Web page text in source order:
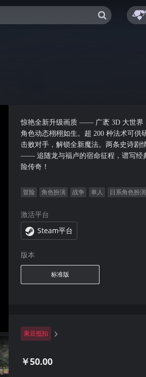
惊艳全新升级画质 —— 广袤 3D 大世界
角色动态栩栩如生。超 200 种法术可
击败对手，解锁全新魔法。两条史诗剧
—— 追随龙与福卢的宿命征程，谱写经
险传奇！
冒险 角色扮演 战争 单人 日系角色扮演
激活平台
Steam平台
版本
标准版
果豆抵扣
￥50.00